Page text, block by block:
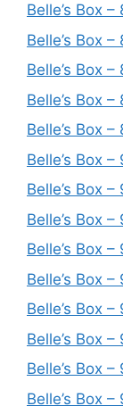
Belle’s Box –
Belle’s Box –
Belle’s Box –
Belle’s Box –
Belle’s Box –
Belle’s Box –
Belle’s Box –
Belle’s Box –
Belle’s Box –
Belle’s Box –
Belle’s Box –
Belle’s Box –
Belle’s Box –
Belle’s Box –